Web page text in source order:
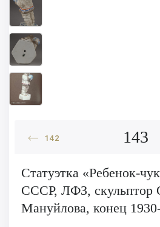
142 143
Статуэтка «Ребенок-
СССР, ЛФЗ, скульптор
Мануйлова, конец